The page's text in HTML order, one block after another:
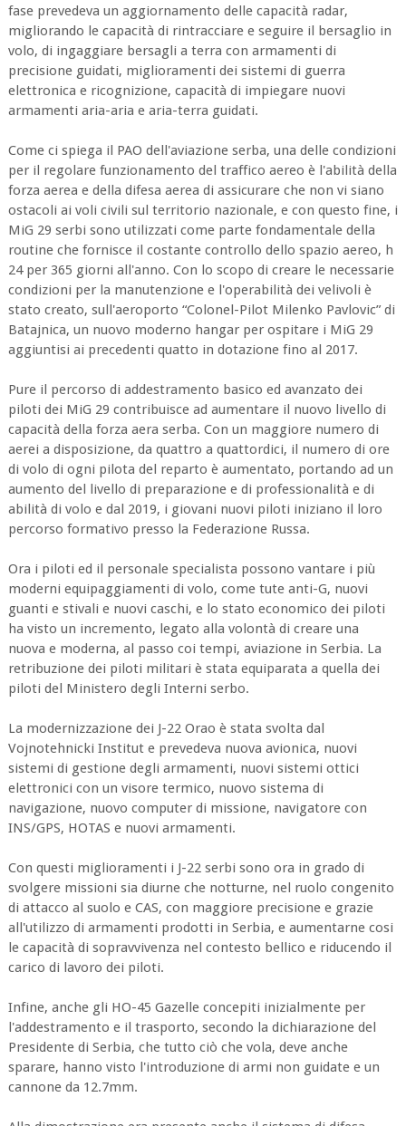
fase prevedeva un aggiornamento delle capacità radar,
migliorando le capacità di rintracciare e seguire il bersaglio in
volo, di ingaggiare bersagli a terra con armamenti di
precisione guidati, miglioramenti dei sistemi di guerra
elettronica e ricognizione, capacità di impiegare nuovi
armamenti aria-aria e aria-terra guidati.
Come ci spiega il PAO dell'aviazione serba, una delle condizioni
per il regolare funzionamento del traffico aereo è l'abilità della
forza aerea e della difesa aerea di assicurare che non vi siano
ostacoli ai voli civili sul territorio nazionale, e con questo fine, i
MiG 29 serbi sono utilizzati come parte fondamentale della
routine che fornisce il costante controllo dello spazio aereo, h
24 per 365 giorni all'anno. Con lo scopo di creare le necessarie
condizioni per la manutenzione e l'operabilità dei velivoli è
stato creato, sull'aeroporto “Colonel-Pilot Milenko Pavlovic” di
Batajnica, un nuovo moderno hangar per ospitare i MiG 29
aggiuntisi ai precedenti quatto in dotazione fino al 2017.
Pure il percorso di addestramento basico ed avanzato dei
piloti dei MiG 29 contribuisce ad aumentare il nuovo livello di
capacità della forza aera serba. Con un maggiore numero di
aerei a disposizione, da quattro a quattordici, il numero di ore
di volo di ogni pilota del reparto è aumentato, portando ad un
aumento del livello di preparazione e di professionalità e di
abilità di volo e dal 2019, i giovani nuovi piloti iniziano il loro
percorso formativo presso la Federazione Russa.
Ora i piloti ed il personale specialista possono vantare i più
moderni equipaggiamenti di volo, come tute anti-G, nuovi
guanti e stivali e nuovi caschi, e lo stato economico dei piloti
ha visto un incremento, legato alla volontà di creare una
nuova e moderna, al passo coi tempi, aviazione in Serbia. La
retribuzione dei piloti militari è stata equiparata a quella dei
piloti del Ministero degli Interni serbo.
La modernizzazione dei J-22 Orao è stata svolta dal
Vojnotehnicki Institut e prevedeva nuova avionica, nuovi
sistemi di gestione degli armamenti, nuovi sistemi ottici
elettronici con un visore termico, nuovo sistema di
navigazione, nuovo computer di missione, navigatore con
INS/GPS, HOTAS e nuovi armamenti.
Con questi miglioramenti i J-22 serbi sono ora in grado di
svolgere missioni sia diurne che notturne, nel ruolo congenito
di attacco al suolo e CAS, con maggiore precisione e grazie
all'utilizzo di armamenti prodotti in Serbia, e aumentarne cosi
le capacità di sopravvivenza nel contesto bellico e riducendo il
carico di lavoro dei piloti.
Infine, anche gli HO-45 Gazelle concepiti inizialmente per
l'addestramento e il trasporto, secondo la dichiarazione del
Presidente di Serbia, che tutto ciò che vola, deve anche
sparare, hanno visto l'introduzione di armi non guidate e un
cannone da 12.7mm.